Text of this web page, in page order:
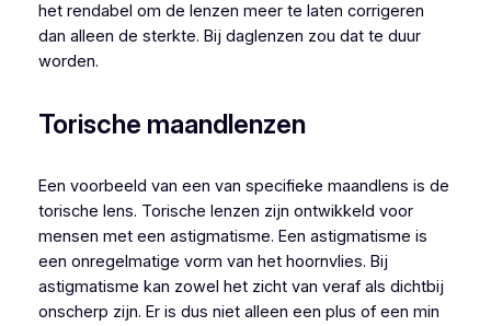
het rendabel om de lenzen meer te laten corrigeren
dan alleen de sterkte. Bij daglenzen zou dat te duur
worden.
Torische maandlenzen
Een voorbeeld van een van specifieke maandlens is de
torische lens. Torische lenzen zijn ontwikkeld voor
mensen met een astigmatisme. Een astigmatisme is
een onregelmatige vorm van het hoornvlies. Bij
astigmatisme kan zowel het zicht van veraf als dichtbij
onscherp zijn. Er is dus niet alleen een plus of een min